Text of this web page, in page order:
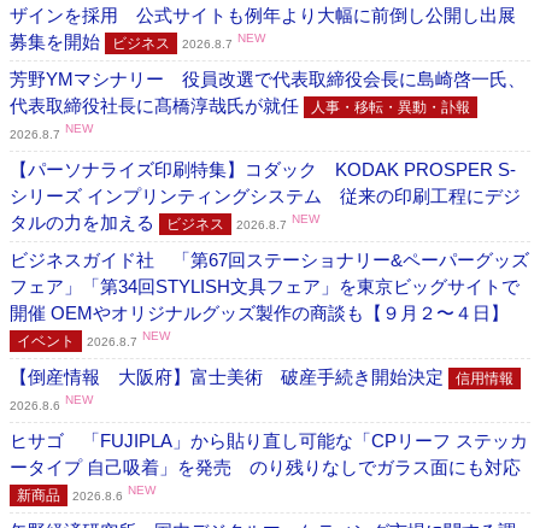
ザインを採用 公式サイトも例年より大幅に前倒し公開し出展
募集を開始
ビジネス 2026.8.7 NEW
芳野YMマシナリー 役員改選で代表取締役会長に島崎啓一氏、
代表取締役社長に髙橋淳哉氏が就任
人事・移転・異動・訃報
2026.8.7 NEW
【パーソナライズ印刷特集】コダック KODAK PROSPER S-
シリーズ インプリンティングシステム 従来の印刷工程にデジ
タルの力を加える
ビジネス 2026.8.7 NEW
ビジネスガイド社 「第67回ステーショナリー&ペーパーグッズ
フェア」「第34回STYLISH文具フェア」を東京ビッグサイトで
開催 OEMやオリジナルグッズ製作の商談も【９月２〜４日】
イベント 2026.8.7 NEW
【倒産情報 大阪府】富士美術 破産手続き開始決定 信用情報
2026.8.6 NEW
ヒサゴ 「FUJIPLA」から貼り直し可能な「CPリーフ ステッカ
ータイプ 自己吸着」を発売 のり残りなしでガラス面にも対応
新商品 2026.8.6 NEW